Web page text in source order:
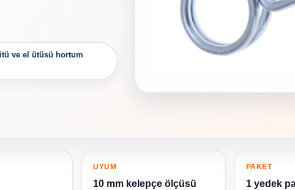
ve el ütüsü hortum
UYUM
10 mm kelepçe ölçüsü
PAKET
1 yedek